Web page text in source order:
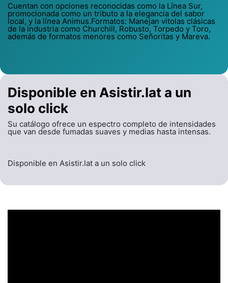
Cuentan con opciones reconocidas como la Línea Sur,
promocionada como un tributo a la elegancia del sabor
local, y la línea Animus.Formatos: Manejan vitolas clásicas
de la industria como Churchill, Robusto, Torpedo y Toro,
además de formatos menores como Señoritas y Mareva.
Disponible en Asistir.lat a un
solo click
Su catálogo ofrece un espectro completo de intensidades
que van desde fumadas suaves y medias hasta intensas.
Disponible en Asistir.lat a un solo click